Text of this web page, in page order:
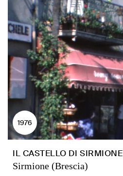
1976
IL CASTELLO DI SIRMIONE
Sirmione (Brescia)